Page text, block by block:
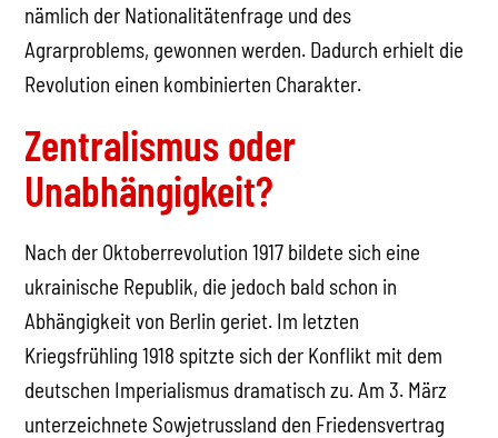
nämlich der Nationalitätenfrage und des
Agrarproblems, gewonnen werden. Dadurch erhielt die
Revolution einen kombinierten Charakter.
Zentralismus oder
Unabhängigkeit?
Nach der Oktoberrevolution 1917 bildete sich eine
ukrainische Republik, die jedoch bald schon in
Abhängigkeit von Berlin geriet. Im letzten
Kriegsfrühling 1918 spitzte sich der Konflikt mit dem
deutschen Imperialismus dramatisch zu. Am 3. März
unterzeichnete Sowjetrussland den Friedensvertrag